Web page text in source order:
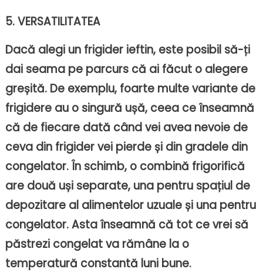
5. VERSATILITATEA
Dacă alegi un frigider ieftin, este posibil să-ți
dai seama pe parcurs că ai făcut o alegere
greșită. De exemplu, foarte multe variante de
frigidere au o singură ușă, ceea ce înseamnă
că de fiecare dată când vei avea nevoie de
ceva din frigider vei pierde și din gradele din
congelator. În schimb, o combină frigorifică
are două uși separate, una pentru spațiul de
depozitare al alimentelor uzuale și una pentru
congelator. Asta înseamnă că tot ce vrei să
păstrezi congelat va rămâne la o
temperatură constantă luni bune.